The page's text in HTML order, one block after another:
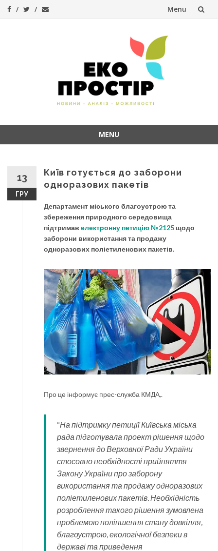
Menu
MENU
13
ГРУ
Київ готується до заборони
одноразових пакетів
Департамент міського благоустрою та
збереження природного середовища
підтримав електронну петицію №2125 щодо
заборони використання та продажу
одноразових поліетиленових пакетів.
Про це інформує прес-служба КМДА,.
“На підтримку петиції Київська міська
рада підготувала проект рішення щодо
звернення до Верховної Ради України
стосовно необхідності прийняття
Закону України про заборону
використання та продажу одноразових
поліетиленових пакетів. Необхідність
розроблення такого рішення зумовлена
проблемою поліпшення стану довкілля,
благоустрою, екологічної безпеки в
державі та приведення